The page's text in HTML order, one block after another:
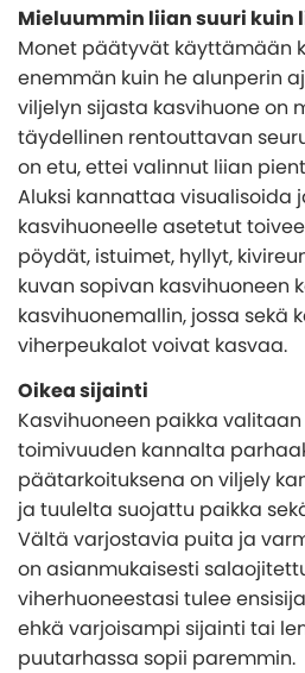
Lasiterassien lisävarusteet
INSPIRAATIOTA
Tämän takia lasiterassi ja
investointi
Lasiterassi teki kesämökistä
Yksinkertainen lisärakennus
elämää
Erillinen lasiterassi toteutettiin
yhteyteen
KATEGORIAT
Pergola
Orangeria
Tunnelikasvihuone
Pieni kasvihuone /
Kasvihuoneen lisävarusteet
INSPIRAATIOTA
Tietoa kasvihuoneistamme
Inspiration ja vinkkejä
Myrskytakuu kasvihuoneelle
Valmistele kasvihuone talvea
Leikkimökit
Huvimajat
Lisävarusteet
INSPIRAATIOTA
Puutarhasuunnittelijan parhaat
KATEGORIAT
Pergola
Kylmävesitynnyri
Ulkoaltaiden lisävarusteet
KATEGORIAT
Yleiskatsaus - Autotallit
Autotalli
Autokatos
Autotallin ovet
Lisävarusteet autotallin oviin
Inspiraatiota
KATEGORIAT
Yleiskatsaus - Inspiraatiota
Monipuolinen kennomuovi
kasvihuoneen
Näin valitset oikean lasiterassin
Yksinkertainen lisärakennus
elämää
8 syytä hankkia lasiterassi
Tämän takia lasiterassi ja
investointi
Mikä kasvihuonemalli sopii juuri
Arkkitehdin vinkit
Asiakaspalvelu
Svenska
Asennusapua
Mieluummin liian suuri kuin
Monet päätyvät käyttämään
enemmän kuin he alunperin
viljelyn sijasta kasvihuone on
täydellinen rentouttavan
on etu, ettei valinnut liian
Aluksi kannattaa visualisoida
kasvihuoneelle asetetut
pöydät, istuimet, hyllyt,
kuvan sopivan kasvihuoneen
kasvihuonemallin, jossa sekä
viherpeukalot voivat kasvaa.
Oikea sijainti
Kasvihuoneen paikka
toimivuuden kannalta
päätarkoituksena on viljely
ja tuulelta suojattu paikka
Vältä varjostavia puita ja
on asianmukaisesti
viherhuoneestasi tulee
ehkä varjoisampi sijainti tai
puutarhassa sopii paremmin.